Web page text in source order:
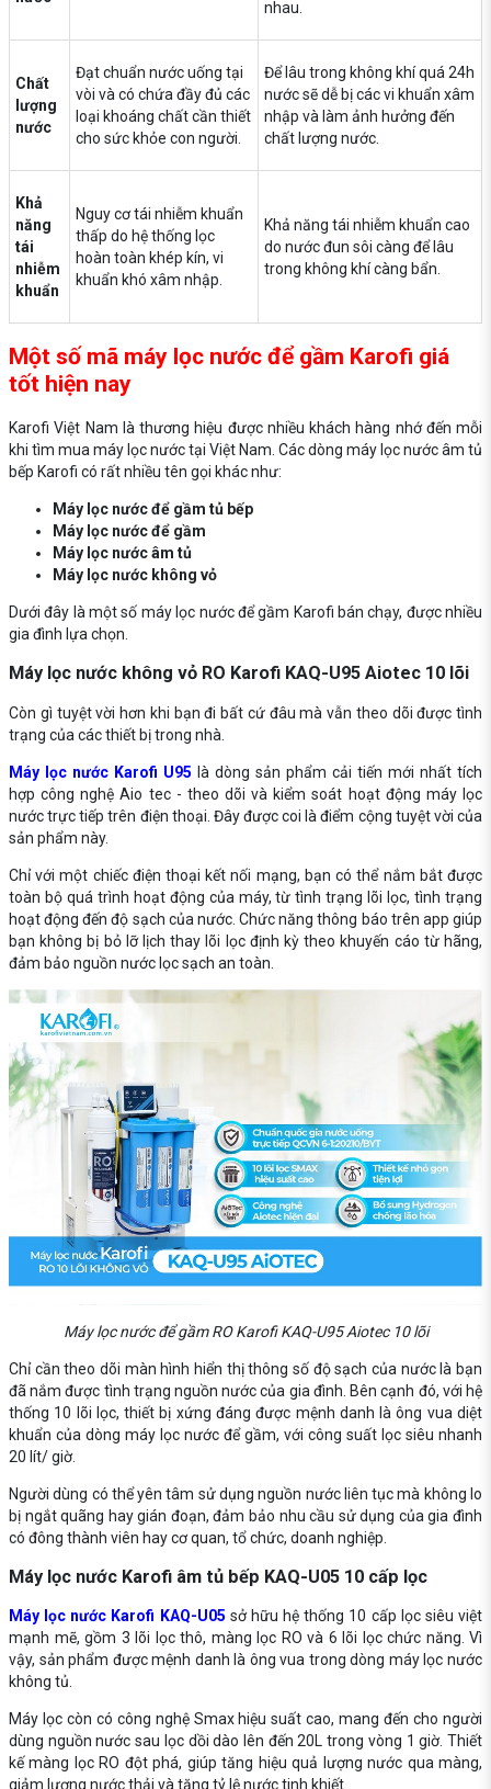
nhau.
Chất
lượng
nước
Đạt chuẩn nước uống tại
vòi và có chứa đầy đủ các
loại khoáng chất cần thiết
cho sức khỏe con người.
Để lâu trong không khí quá 24h
nước sẽ dễ bị các vi khuẩn xâm
nhập và làm ảnh hưởng đến
chất lượng nước.
Khả
năng
tái
nhiễm
khuẩn
Nguy cơ tái nhiễm khuẩn
thấp do hệ thống lọc
hoàn toàn khép kín, vi
khuẩn khó xâm nhập.
Khả năng tái nhiễm khuẩn cao
do nước đun sôi càng để lâu
trong không khí càng bẩn.
Một số mã máy lọc nước để gầm Karofi giá
tốt hiện nay
Karofi Việt Nam là thương hiệu được nhiều khách hàng nhớ đến mỗi
khi tìm mua máy lọc nước tại Việt Nam. Các dòng máy lọc nước âm tủ
bếp Karofi có rất nhiều tên gọi khác như:
Máy lọc nước để gầm tủ bếp
Máy lọc nước để gầm
Máy lọc nước âm tủ
Máy lọc nước không vỏ
Dưới đây là một số máy lọc nước để gầm Karofi bán chạy, được nhiều
gia đình lựa chọn.
Máy lọc nước không vỏ RO Karofi KAQ-U95 Aiotec 10 lõi
Còn gì tuyệt vời hơn khi bạn đi bất cứ đâu mà vẫn theo dõi được tình
trạng của các thiết bị trong nhà.
Máy lọc nước Karofi U95 là dòng sản phẩm cải tiến mới nhất tích
hợp công nghệ Aio tec - theo dõi và kiểm soát hoạt động máy lọc
nước trực tiếp trên điện thoại. Đây được coi là điểm cộng tuyệt vời của
sản phẩm này.
Chỉ với một chiếc điện thoại kết nối mạng, bạn có thể nắm bắt được
toàn bộ quá trình hoạt động của máy, từ tình trạng lõi lọc, tình trạng
hoạt động đến độ sạch của nước. Chức năng thông báo trên app giúp
bạn không bị bỏ lỡ lịch thay lõi lọc định kỳ theo khuyến cáo từ hãng,
đảm bảo nguồn nước lọc sạch an toàn.
Máy lọc nước để gầm RO Karofi KAQ-U95 Aiotec 10 lõi
Chỉ cần theo dõi màn hình hiển thị thông số độ sạch của nước là bạn
đã nắm được tình trạng nguồn nước của gia đình. Bên cạnh đó, với hệ
thống 10 lõi lọc, thiết bị xứng đáng được mệnh danh là ông vua diệt
khuẩn của dòng máy lọc nước để gầm, với công suất lọc siêu nhanh
20 lít/ giờ.
Người dùng có thể yên tâm sử dụng nguồn nước liên tục mà không lo
bị ngắt quãng hay gián đoạn, đảm bảo nhu cầu sử dụng của gia đình
có đông thành viên hay cơ quan, tổ chức, doanh nghiệp.
Máy lọc nước Karofi âm tủ bếp KAQ-U05 10 cấp lọc
Máy lọc nước Karofi KAQ-U05 sở hữu hệ thống 10 cấp lọc siêu việt
mạnh mẽ, gồm 3 lõi lọc thô, màng lọc RO và 6 lõi lọc chức năng. Vì
vậy, sản phẩm được mệnh danh là ông vua trong dòng máy lọc nước
không tủ.
Máy lọc còn có công nghệ Smax hiệu suất cao, mang đến cho người
dùng nguồn nước sau lọc dồi dào lên đến 20L trong vòng 1 giờ. Thiết
kế màng lọc RO đột phá, giúp tăng hiệu quả lượng nước qua màng,
giảm lượng nước thải và tăng tỷ lệ nước tinh khiết.